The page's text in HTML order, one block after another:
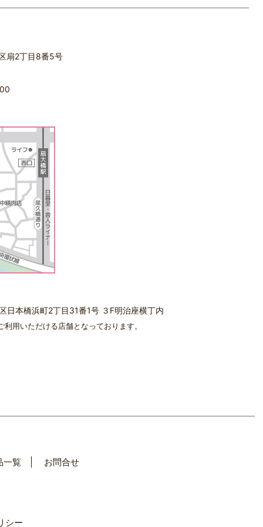
扇2丁目8番5号
日本橋浜町2丁目31番1号 ３F明治座横丁内
用いただける店舗となっております。
一覧 お問合せ
シー